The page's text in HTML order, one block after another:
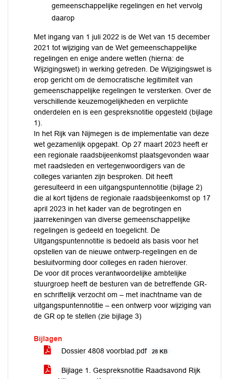
gemeenschappelijke regelingen en het vervolg
daarop
Met ingang van 1 juli 2022 is de Wet van 15 december
2021 tot wijziging van de Wet gemeenschappelijke
regelingen en enige andere wetten (hierna: de
Wijzigingswet) in werking getreden. De Wijzigingswet is
erop gericht om de democratische legitimiteit van
gemeenschappelijke regelingen te versterken. Over de
verschillende keuzemogelijkheden en verplichte
onderdelen en is een gespreksnotitie opgesteld (bijlage
1).
In het Rijk van Nijmegen is de implementatie van deze
wet gezamenlijk opgepakt. Op 27 maart 2023 heeft er
een regionale raadsbijeenkomst plaatsgevonden waar
met raadsleden en vertegenwoordigers van de
colleges varianten zijn besproken. Dit heeft
geresulteerd in een uitgangspuntennotitie (bijlage 2)
die al kort tijdens de regionale raadsbijeenkomst op 17
april 2023 in het kader van de begrotingen en
jaarrekeningen van diverse gemeenschappelijke
regelingen is gedeeld en toegelicht. De
Uitgangspuntennotitie is bedoeld als basis voor het
opstellen van de nieuwe ontwerp-regelingen en de
besluitvorming door colleges en raden hierover.
De voor dit proces verantwoordelijke ambtelijke
stuurgroep heeft de besturen van de betreffende GR-
en schriftelijk verzocht om – met inachtname van de
uitgangspuntennotitie – een ontwerp voor wijziging van
de GR op te stellen (zie bijlage 3)
Bijlagen
Dossier 4808 voorblad.pdf
28 KB
Bijlage 1. Gespreksnotitie Raadsavond Rijk